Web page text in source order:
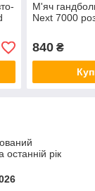
М'яч
Next 7000
840₴
останній рік